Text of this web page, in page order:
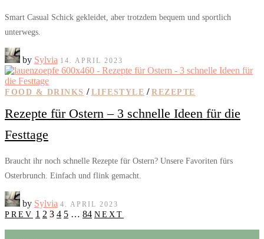
Smart Casual Schick gekleidet, aber trotzdem bequem und sportlich
unterwegs.
by Sylvia 14. APRIL 2023
FOOD & DRINKS / LIFESTYLE / REZEPTE
Rezepte für Ostern – 3 schnelle Ideen für die
Festtage
Braucht ihr noch schnelle Rezepte für Ostern? Unsere Favoriten fürs
Osterbrunch. Einfach und flink gemacht.
by Sylvia 4. APRIL 2023
PREV 1 2 3 4 5 … 84 NEXT